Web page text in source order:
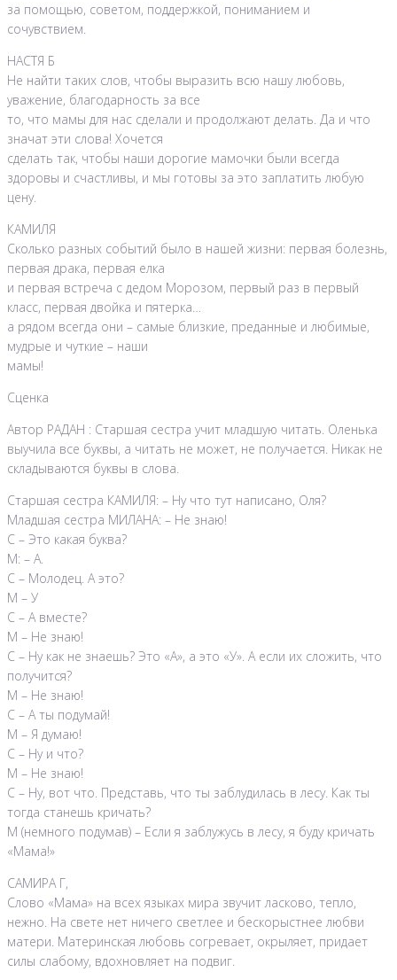
за помощью, советом, поддержкой, пониманием и
сочувствием.
НАСТЯ Б
Не найти таких слов, чтобы выразить всю нашу любовь,
уважение, благодарность за все
то, что мамы для нас сделали и продолжают делать. Да и что
значат эти слова! Хочется
сделать так, чтобы наши дорогие мамочки были всегда
здоровы и счастливы, и мы готовы за это заплатить любую
цену.
КАМИЛЯ
Сколько разных событий было в нашей жизни: первая болезнь,
первая драка, первая елка
и первая встреча с дедом Морозом, первый раз в первый
класс, первая двойка и пятерка…
а рядом всегда они – самые близкие, преданные и любимые,
мудрые и чуткие – наши
мамы!
Сценка
Автор РАДАН : Старшая сестра учит младшую читать. Оленька
выучила все буквы, а читать не может, не получается. Никак не
складываются буквы в слова.
Старшая сестра КАМИЛЯ: – Ну что тут написано, Оля?
Младшая сестра МИЛАНА: – Не знаю!
С – Это какая буква?
М: – А.
С – Молодец. А это?
М – У
С – А вместе?
М – Не знаю!
С – Ну как не знаешь? Это «А», а это «У». А если их сложить, что
получится?
М – Не знаю!
С – А ты подумай!
М – Я думаю!
С – Ну и что?
М – Не знаю!
С – Ну, вот что. Представь, что ты заблудилась в лесу. Как ты
тогда станешь кричать?
М (немного подумав) – Если я заблужусь в лесу, я буду кричать
«Мама!»
САМИРА Г,
Слово «Мама» на всех языках мира звучит ласково, тепло,
нежно. На свете нет ничего светлее и бескорыстнее любви
матери. Материнская любовь согревает, окрыляет, придает
силы слабому, вдохновляет на подвиг.